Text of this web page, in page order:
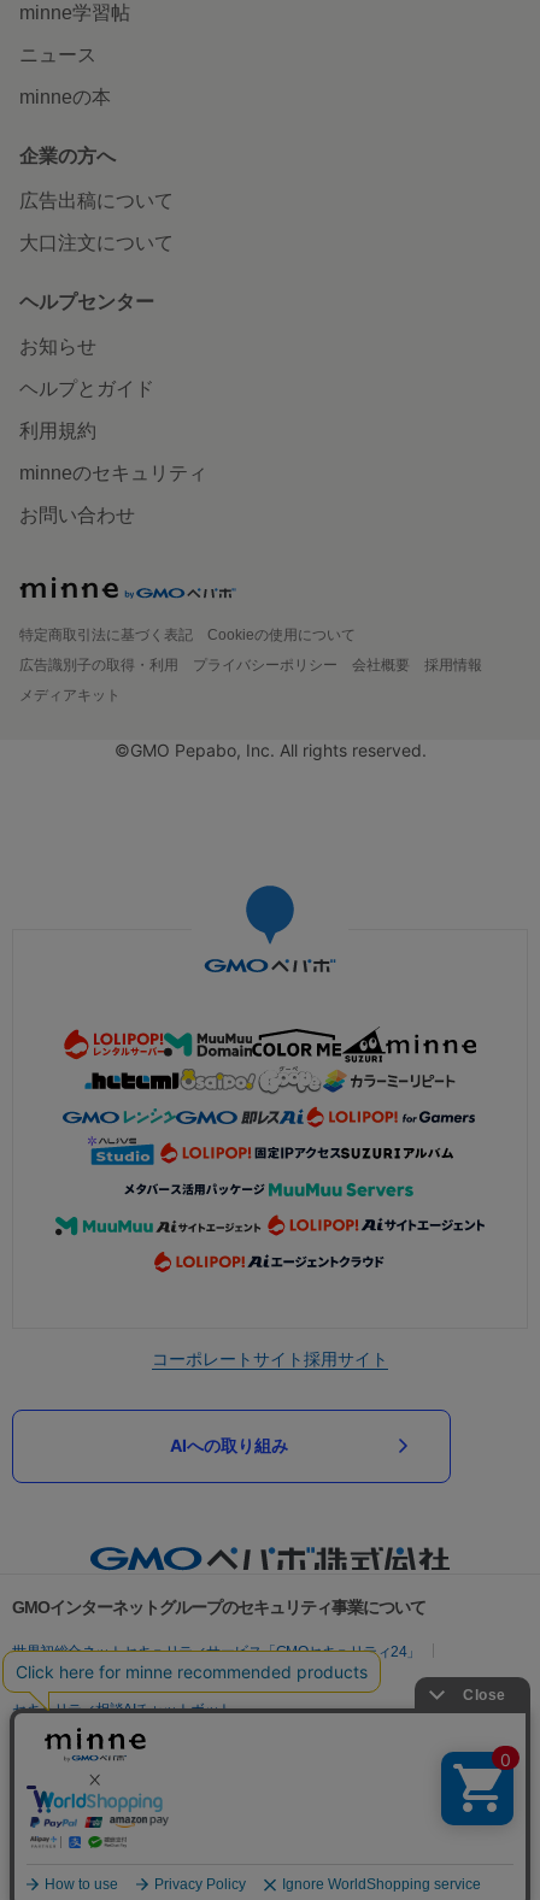
minne学習帖
ニュース
minneの本
企業の方へ
広告出稿について
大口注文について
ヘルプセンター
お知らせ
ヘルプとガイド
利用規約
minneのセキュリティ
お問い合わせ
特定商取引法に基づく表記
Cookieの使用について
広告識別子の取得・利用
プライバシーポリシー 会社概要
採用情報
メディアキット
©GMO Pepabo, Inc. All rights reserved.
コーポレートサイト採用サイト
AIへの取り組み
GMOインターネットグループのセキュリティ事業について
世界初総合ネットセキュリティサービス「GMOセキュリティ24」
パスワード漏洩診断
Webサイトリスク診断
セキュリティ相談AIチャットボット
実在証明・盗聴対策
サイバー攻撃対策（GMO Flatt Security）
セキュリティ事業の軌跡